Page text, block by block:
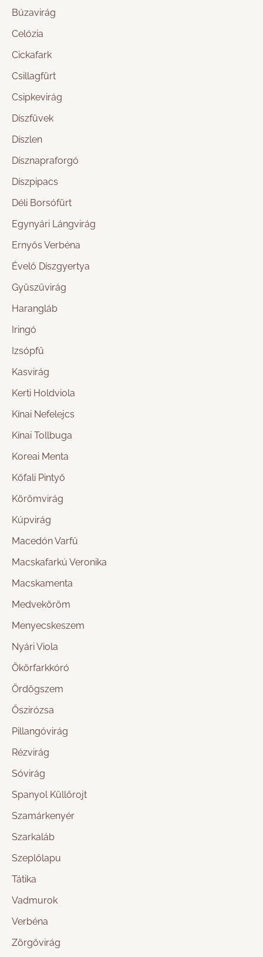
Búzavirág
Celózia
Cickafark
Csillagfürt
Csipkevirág
Díszfüvek
Díszlen
Dísznapraforgó
Díszpipacs
Déli Borsófürt
Egynyári Lángvirág
Ernyős Verbéna
Évelő Díszgyertya
Gyűszűvirág
Harangláb
Iringó
Izsópfű
Kasvirág
Kerti Holdviola
Kínai Nefelejcs
Kínai Tollbuga
Koreai Menta
Kőfali Pintyő
Körömvirág
Kúpvirág
Macedón Varfű
Macskafarkú Veronika
Macskamenta
Medveköröm
Menyecskeszem
Nyári Viola
Ökörfarkkóró
Ördögszem
Őszirózsa
Pillangóvirág
Rézvirág
Sóvirág
Spanyol Küllőrojt
Szamárkenyér
Szarkaláb
Szeplőlapu
Tátika
Vadmurok
Verbéna
Zörgővirág